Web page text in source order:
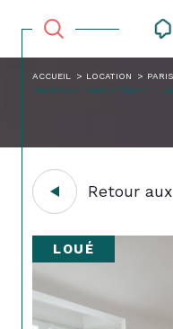
ACCUEIL LOCATION PARIS
CHARMANT APPARTEMENT
Retour
LOUÉ